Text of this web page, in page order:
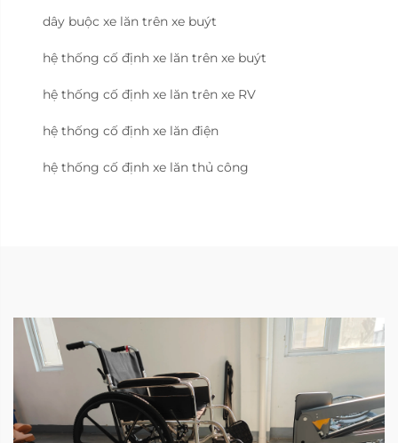
dây buộc xe lăn trên xe buýt
hệ thống cố định xe lăn trên xe buýt
hệ thống cố định xe lăn trên xe RV
hệ thống cố định xe lăn điện
hệ thống cố định xe lăn thủ công